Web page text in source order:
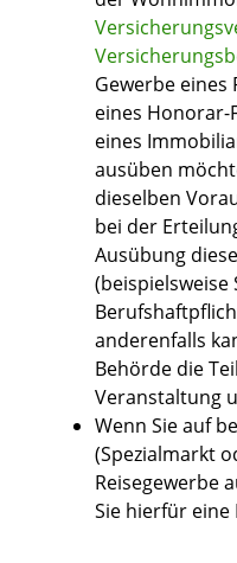
Gewerbe eines
eines Honorar-
eines
ausüben
dieselben
bei der
Ausübung
(beispielsweise
anderenfalls
Behörde die
Veranstaltung
Wenn Sie auf
(Spezialmarkt
Reisegewerbe
Sie hierfür eine